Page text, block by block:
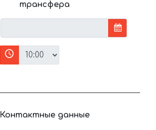
трансфера
Контактные данные